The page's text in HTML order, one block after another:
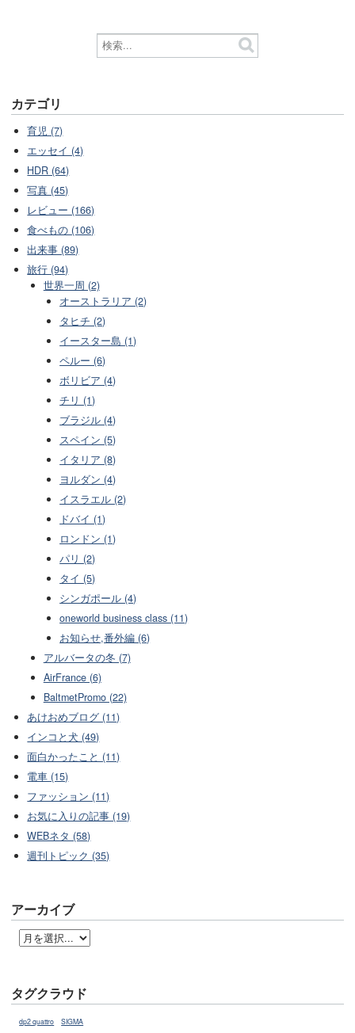
カテゴリ
育児 (7)
エッセイ (4)
HDR (64)
写真 (45)
レビュー (166)
食べもの (106)
出来事 (89)
旅行 (94)
世界一周 (2)
オーストラリア (2)
タヒチ (2)
イースター島 (1)
ペルー (6)
ボリビア (4)
チリ (1)
ブラジル (4)
スペイン (5)
イタリア (8)
ヨルダン (4)
イスラエル (2)
ドバイ (1)
ロンドン (1)
パリ (2)
タイ (5)
シンガポール (4)
oneworld business class (11)
お知らせ,番外編 (6)
アルバータの冬 (7)
AirFrance (6)
BaltmetPromo (22)
あけおめブログ (11)
インコと犬 (49)
面白かったこと (11)
電車 (15)
ファッション (11)
お気に入りの記事 (19)
WEBネタ (58)
週刊トピック (35)
アーカイブ
タグクラウド
dp2 quattro SIGMA